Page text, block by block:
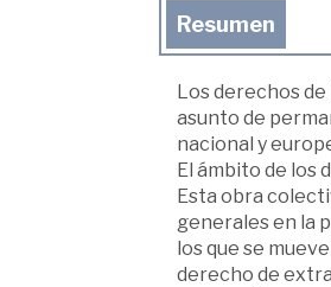
Resumen
Los derechos
asunto de
nacional y
El ámbito de los
Esta obra
generales en la
los que se
derecho de